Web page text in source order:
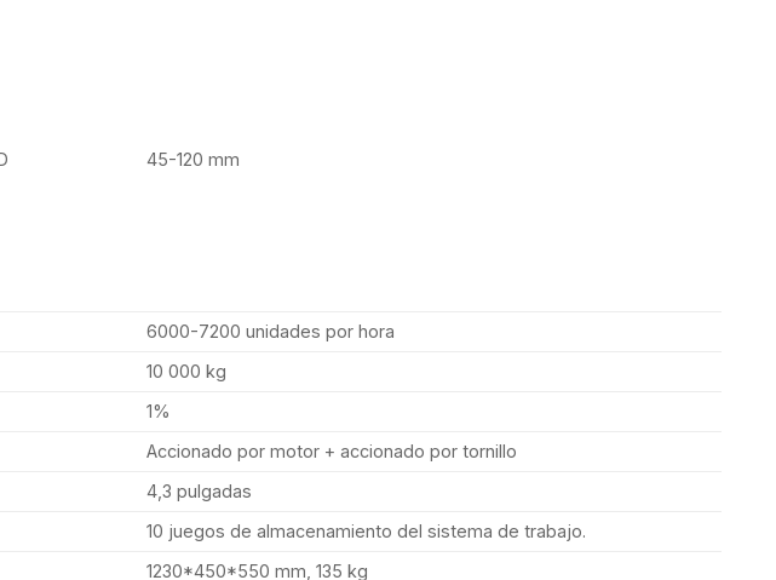
45-120 mm
6000-7200 unidades por hora
10 000 kg
1%
Accionado por motor + accionado por tornillo
4,3 pulgadas
10 juegos de almacenamiento del sistema de trabajo.
1230*450*550 mm, 135 kg